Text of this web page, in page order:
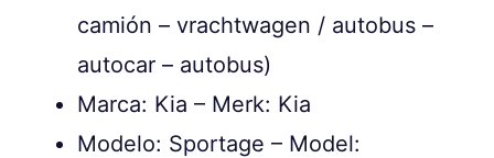
camión – vrachtwagen / autobus –
autocar – autobus)
Marca: Kia – Merk: Kia
Modelo: Sportage – Model: